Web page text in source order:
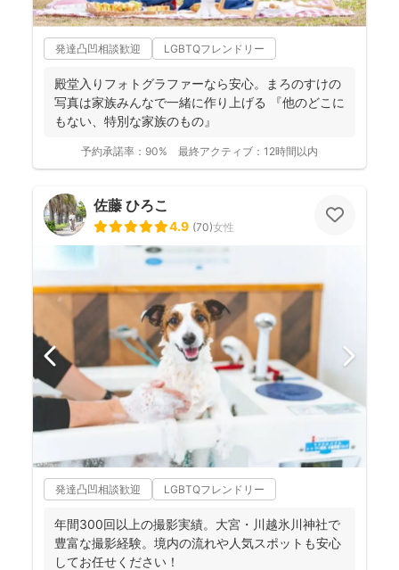
発達凸凹相談歓迎 LGBTQフレンドリー
殿堂入りフォトグラファーなら安心。まろのすけの
写真は家族みんなで一緒に作り上げる 『他のどこに
もない、特別な家族のもの』
予約承諾率： 90% 最終アクティブ： 12時間以内
佐藤 ひろこ
4.9 (70)女性
発達凸凹相談歓迎 LGBTQフレンドリー
年間300回以上の撮影実績。大宮・川越氷川神社で
豊富な撮影経験。境内の流れや人気スポットも安心
してお任せください！